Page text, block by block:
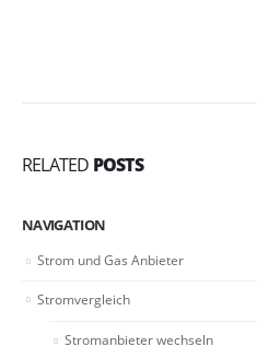
RELATED POSTS
NAVIGATION
Strom und Gas Anbieter
Stromvergleich
Stromanbieter wechseln